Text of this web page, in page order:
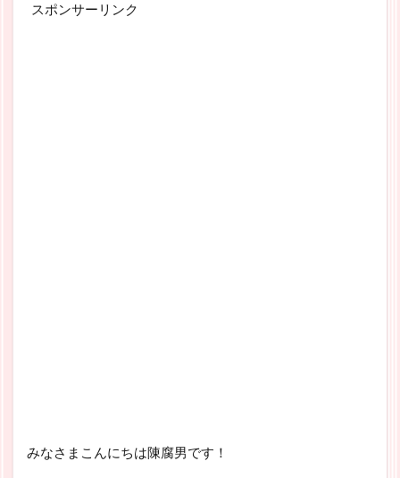
スポンサーリンク
みなさまこんにちは陳腐男です！